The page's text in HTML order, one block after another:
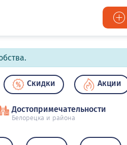
Скидки Акции
Достопримечательности
Белорецка и района